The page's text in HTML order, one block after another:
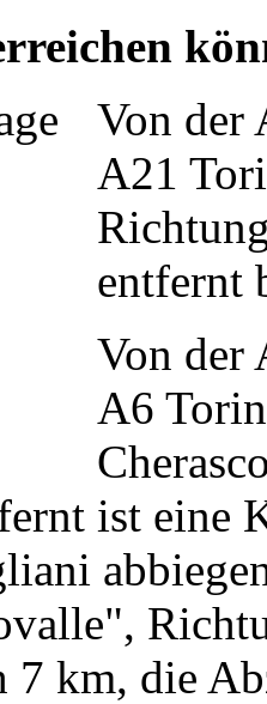
Von der
A21
entfernt
Von der
A6
ist eine
7 km, die